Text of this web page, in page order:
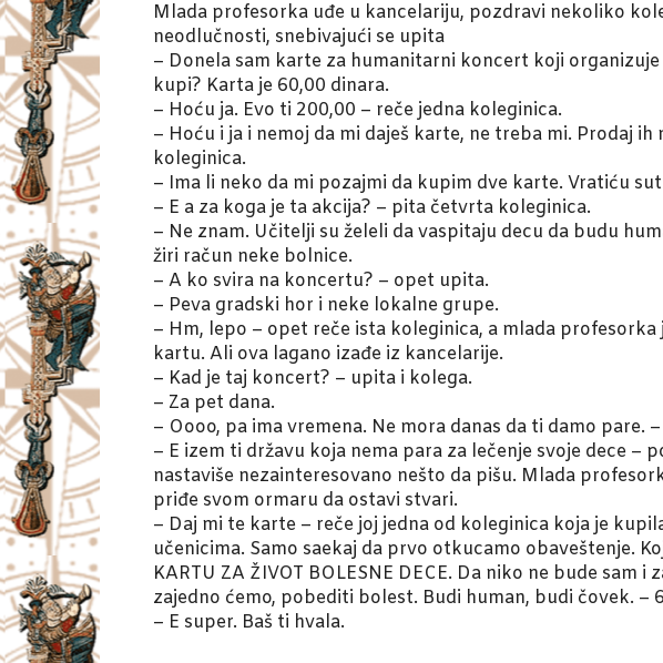
Mlada profesorka uđe u kancelariju, pozdravi nekoliko
neodlučnosti, snebivajući se upita
– Donela sam karte za humanitarni koncert koji
kupi? Karta je 60,00 dinara.
– Hoću ja. Evo ti 200,00 – reče jedna koleginica.
– Hoću i ja i nemoj da mi daješ karte, ne treba mi. Prodaj
koleginica.
– Ima li neko da mi pozajmi da kupim dve karte. Vratiću
– E a za koga je ta akcija? – pita četvrta koleginica.
– Ne znam. Učitelji su želeli da vaspitaju decu da budu
žiri račun neke bolnice.
– A ko svira na koncertu? – opet upita.
– Peva gradski hor i neke lokalne grupe.
– Hm, lepo – opet reče ista koleginica, a mlada
kartu. Ali ova lagano izađe iz kancelarije.
– Kad je taj koncert? – upita i kolega.
– Za pet dana.
– Oooo, pa ima vremena. Ne mora danas da ti damo pare.
– E izem ti državu koja nema para za lečenje svoje dece –
nastaviše nezainteresovano nešto da pišu. Mlada
priđe svom ormaru da ostavi stvari.
– Daj mi te karte – reče joj jedna od koleginica koja je
učenicima. Samo saekaj da prvo otkucamo obaveštenje.
KARTU ZA ŽIVOT BOLESNE DECE. Da niko ne bude sam
zajedno ćemo, pobediti bolest. Budi human, budi čovek. –
– E super. Baš ti hvala.